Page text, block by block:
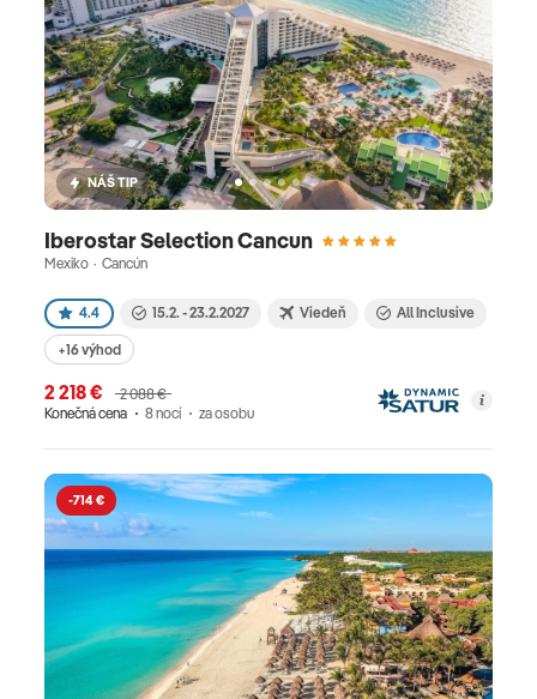
NÁŠ TIP
Iberostar Selection Cancun
Mexiko · Cancún
4.4 15.2. - 23.2.2027 Viedeň All Inclusive
+16 výhod
2 218 €
2 088 €
Konečná cena
8 nocí za osobu
-714 €